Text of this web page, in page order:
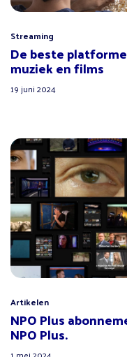
Streaming
De beste
muziek en films
19 juni 2024
Artikelen
NPO Plus
NPO Plus.